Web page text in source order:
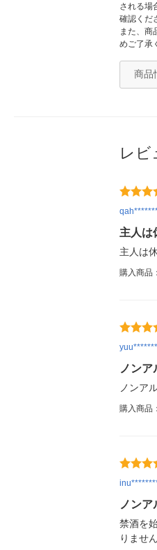
される場
確認くだ
また、商
めご了承
商品
レビ
主人は
主人は
購入商
ノン
ノンア
購入商品
ノン
禁酒を
りません